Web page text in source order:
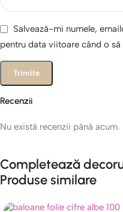
Recenzii
Nu există recenzii până acum.
Salvează-mi numele,
pentru data viitoare când o să
Completează
Produse similare